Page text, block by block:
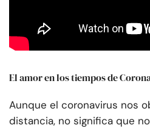
El amor en los tiempos de
Aunque el coronavirus nos
distancia, no significa que